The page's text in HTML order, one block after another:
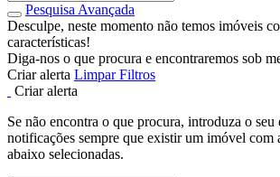
Pesquisa Avançada
Desculpe, neste momento não temos imóveis
características!
Diga-nos o que procura e encontraremos sob
Criar alerta Limpar Filtros
Criar alerta
Se não encontra o que procura, introduza o seu
notificações sempre que existir um imóvel com
abaixo selecionadas.